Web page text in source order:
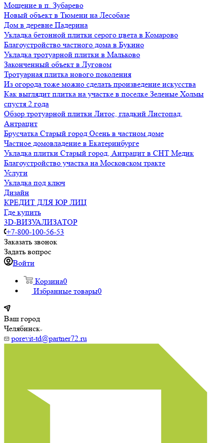
Мощение в п. Зубарево
Новый объект в Тюмени на Лесобазе
Дом в деревне Падерина
Укладка бетонной плитки серого цвета в Комарово
Благоустройство частного дома в Букино
Укладка тротуарной плитки в Мальково
Законченный объект в Луговом
Тротуарная плитка нового поколения
Из огорода тоже можно сделать произведение искусства
Как выглядит плитка на участке в поселке Зеленые Холмы
спустя 2 года
Обзор тротуарной плитки Литос, гладкий Листопад,
Антрацит
Брусчатка Старый город Осень в частном доме
Частное домовладение в Екатеринбурге
Укладка плитки Старый город, Антрацит в СНТ Медик
Благоустройство участка на Московском тракте
Услуги
Укладка под ключ
Дизайн
КРЕДИТ ДЛЯ ЮР ЛИЦ
Где купить
3D-ВИЗУАЛИЗАТОР
+7-800-100-56-53
Заказать звонок
Задать вопрос
Войти
Корзина0
Избранные товары0
Ваш город
Челябинск
porevit-td@partner72.ru